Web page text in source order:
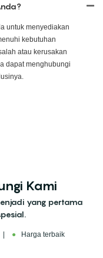
untuk menyediakan
kebutuhan
atau kerusakan
dapat menghubungi
Kami
yang pertama
| ●
Harga terbaik